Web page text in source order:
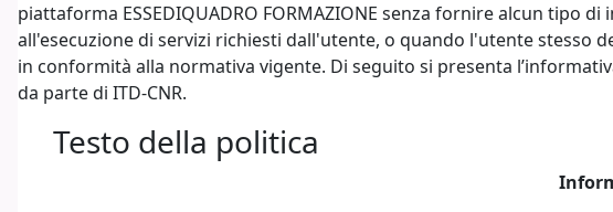
piattaforma ESSEDIQUADRO FORMAZIONE senza fornire alcun
all'esecuzione di servizi richiesti dall'utente, o quando l'utente stesso
in conformità alla normativa vigente. Di seguito si presenta
da parte di ITD-CNR.
Testo della politica